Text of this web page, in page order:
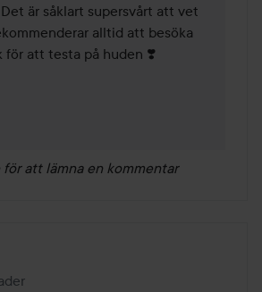
är såklart supersvårt att vet
alltid att besöka
för att testa på huden ❣️
för att lämna en kommentar
skapades 8 månader